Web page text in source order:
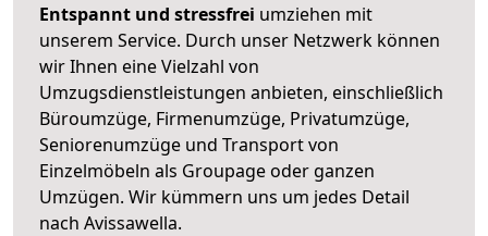
Entspannt und stressfrei umziehen mit
unserem Service. Durch unser Netzwerk können
wir Ihnen eine Vielzahl von
Umzugsdienstleistungen anbieten, einschließlich
Büroumzüge, Firmenumzüge, Privatumzüge,
Seniorenumzüge und Transport von
Einzelmöbeln als Groupage oder ganzen
Umzügen. Wir kümmern uns um jedes Detail
nach Avissawella.